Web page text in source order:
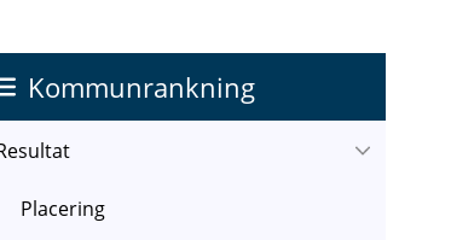
Kommunrankning
Placering